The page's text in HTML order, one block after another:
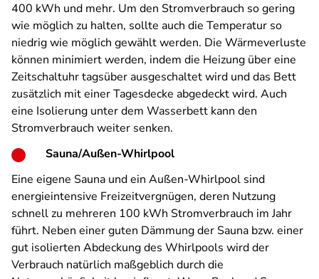
400 kWh und mehr. Um den Stromverbrauch so gering
wie möglich zu halten, sollte auch die Temperatur so
niedrig wie möglich gewählt werden. Die Wärmeverluste
können minimiert werden, indem die Heizung über eine
Zeitschaltuhr tagsüber ausgeschaltet wird und das Bett
zusätzlich mit einer Tagesdecke abgedeckt wird. Auch
eine Isolierung unter dem Wasserbett kann den
Stromverbrauch weiter senken.
Sauna/Außen-Whirlpool
Eine eigene Sauna und ein Außen-Whirlpool sind
energieintensive Freizeitvergnügen, deren Nutzung
schnell zu mehreren 100 kWh Stromverbrauch im Jahr
führt. Neben einer guten Dämmung der Sauna bzw. einer
gut isolierten Abdeckung des Whirlpools wird der
Verbrauch natürlich maßgeblich durch die